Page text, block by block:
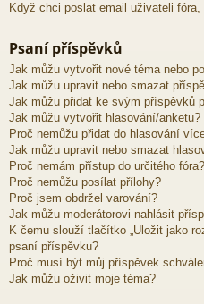
Když chci poslat email uživateli
Psaní příspěvků
Jak můžu vytvořit nové téma nebo
Jak můžu upravit nebo smazat
Jak můžu přidat ke svým příspěvků
Jak můžu vytvořit hlasování/anketu?
Proč nemůžu přidat do hlasování
Jak můžu upravit nebo smazat
Proč nemám přístup do určitého fóra?
Proč nemůžu posílat přílohy?
Proč jsem obdržel varování?
Jak můžu moderátorovi nahlásit
K čemu slouží tlačítko „Uložit jako
psaní příspěvku?
Proč musí být můj příspěvek
Jak můžu oživit moje téma?